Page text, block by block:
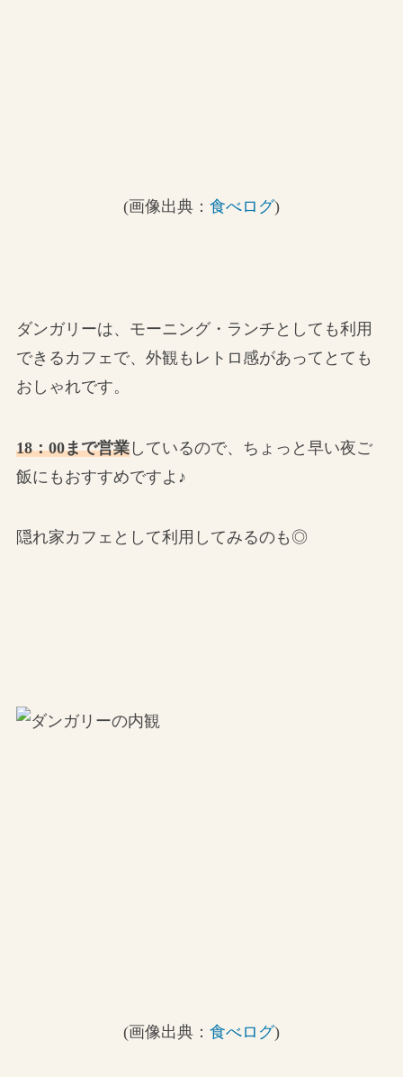
(画像出典： 食べログ)
ダンガリーは、モーニング・ランチとしても利用
できるカフェで、外観もレトロ感があってとても
おしゃれです。
18：00まで営業しているので、ちょっと早い夜ご
飯にもおすすめですよ♪
隠れ家カフェとして利用してみるのも◎
(画像出典： 食べログ)